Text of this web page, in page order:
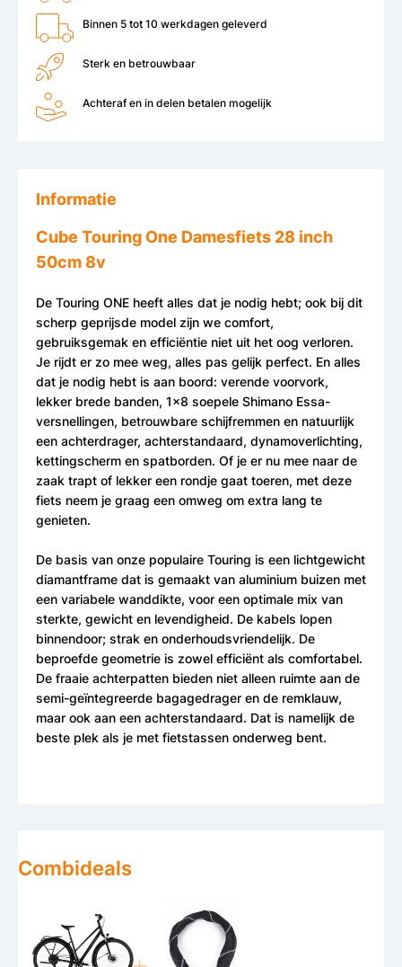
Binnen 5 tot 10 werkdagen geleverd
Sterk en betrouwbaar
Achteraf en in delen betalen mogelijk
Combideals
Informatie
Cube Touring One Damesfiets 28 inch
50cm 8v
De Touring ONE heeft alles dat je nodig hebt; ook bij dit
scherp geprijsde model zijn we comfort,
gebruiksgemak en efficiëntie niet uit het oog verloren.
Je rijdt er zo mee weg, alles pas gelijk perfect. En alles
dat je nodig hebt is aan boord: verende voorvork,
lekker brede banden, 1x8 soepele Shimano Essa-
versnellingen, betrouwbare schijfremmen en natuurlijk
een achterdrager, achterstandaard, dynamoverlichting,
kettingscherm en spatborden. Of je er nu mee naar de
zaak trapt of lekker een rondje gaat toeren, met deze
fiets neem je graag een omweg om extra lang te
genieten.
De basis van onze populaire Touring is een lichtgewicht
diamantframe dat is gemaakt van aluminium buizen met
een variabele wanddikte, voor een optimale mix van
sterkte, gewicht en levendigheid. De kabels lopen
binnendoor; strak en onderhoudsvriendelijk. De
beproefde geometrie is zowel efficiënt als comfortabel.
De fraaie achterpatten bieden niet alleen ruimte aan de
semi-geïntegreerde bagagedrager en de remklauw,
maar ook aan een achterstandaard. Dat is namelijk de
beste plek als je met fietstassen onderweg bent.